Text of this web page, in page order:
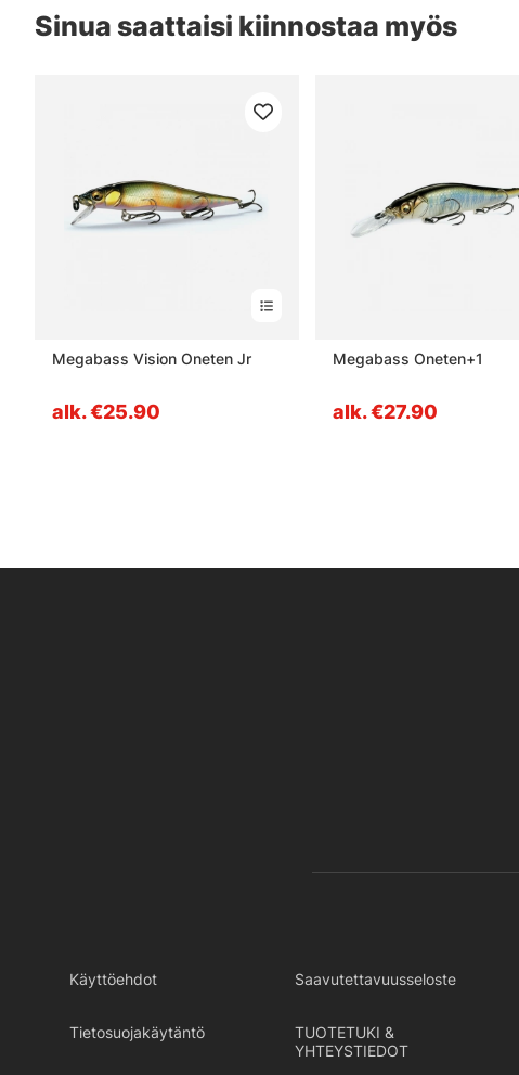
Sinua saattaisi kiinnostaa myös
Megabass Vision Oneten Jr
alk. €25.90
Megabass Oneten+1
alk. €27.90
Käyttöehdot Saavutettavuusseloste
Tietosuojakäytäntö
TUOTETUKI &
YHTEYSTIEDOT